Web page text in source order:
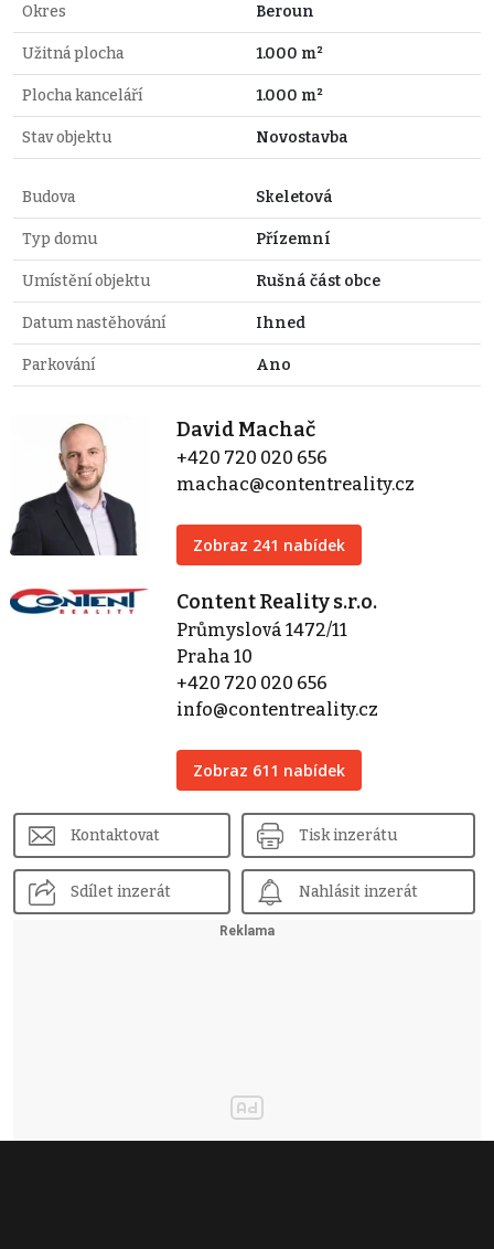
Okres Beroun
Užitná plocha 1.000 m²
Plocha kanceláří 1.000 m²
Stav objektu Novostavba
Budova Skeletová
Typ domu Přízemní
Umístění objektu Rušná část obce
Datum nastěhování Ihned
Parkování Ano
David Machač
+420 720 020 656
machac@contentreality.cz
Zobraz 241 nabídek
Content Reality s.r.o.
Průmyslová 1472/11
Praha 10
+420 720 020 656
info@contentreality.cz
Zobraz 611 nabídek
Kontaktovat Tisk inzerátu
Sdílet inzerát Nahlásit inzerát